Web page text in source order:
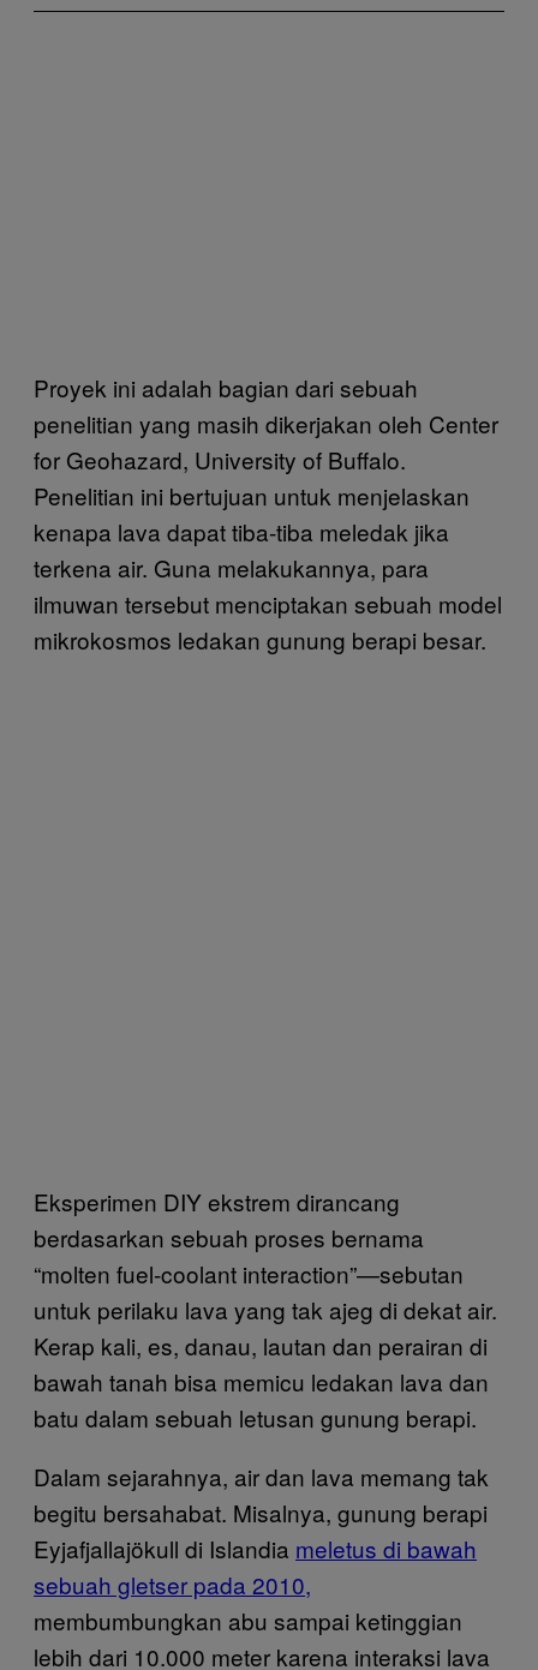
Proyek ini adalah bagian dari sebuah
penelitian yang masih dikerjakan oleh Center
for Geohazard, University of Buffalo.
Penelitian ini bertujuan untuk menjelaskan
kenapa lava dapat tiba-tiba meledak jika
terkena air. Guna melakukannya, para
ilmuwan tersebut menciptakan sebuah model
mikrokosmos ledakan gunung berapi besar.
Eksperimen DIY ekstrem dirancang
berdasarkan sebuah proses bernama
“molten fuel-coolant interaction”—sebutan
untuk perilaku lava yang tak ajeg di dekat air.
Kerap kali, es, danau, lautan dan perairan di
bawah tanah bisa memicu ledakan lava dan
batu dalam sebuah letusan gunung berapi.
Dalam sejarahnya, air dan lava memang tak
begitu bersahabat. Misalnya, gunung berapi
Eyjafjallajökull di Islandia meletus di bawah
sebuah gletser pada 2010,
membumbungkan abu sampai ketinggian
lebih dari 10.000 meter karena interaksi lava